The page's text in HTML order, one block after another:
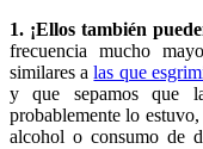
1. ¡Ellos también
frecuencia mucho
similares alas que
y que sepamos que
probablemente lo
alcohol o consumo de